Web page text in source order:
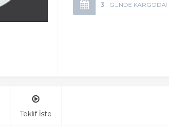
3
Teklif İste